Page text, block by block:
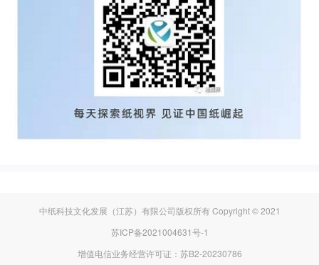
中纸科技文化发展（江苏）有限公司版权所有 Copyright © 2021
苏ICP备2021004631号-1
增值电信业务经营许可证：苏B2-20230786